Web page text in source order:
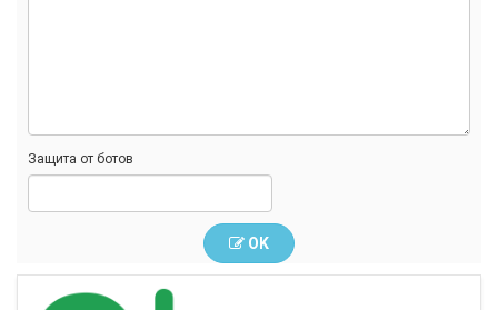
Защита от ботов
OK